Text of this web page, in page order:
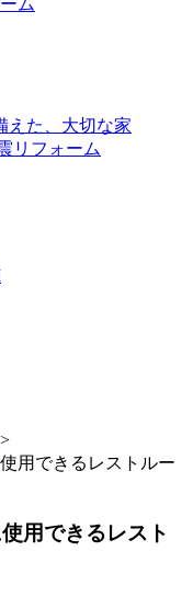
>
用できるレストルー
用できるレスト